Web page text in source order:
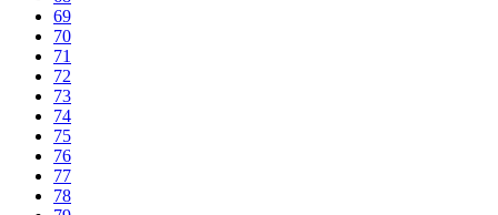
69
70
71
72
73
74
75
76
77
78